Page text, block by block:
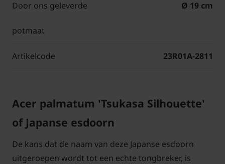
Door ons geleverde
potmaat
Ø 19 cm
Artikelcode 23R01A-2811
Acer palmatum 'Tsukasa Silhouette'
of Japanse esdoorn
De kans dat de naam van deze Japanse esdoorn
uitgeroepen wordt tot een echte tongbreker, is